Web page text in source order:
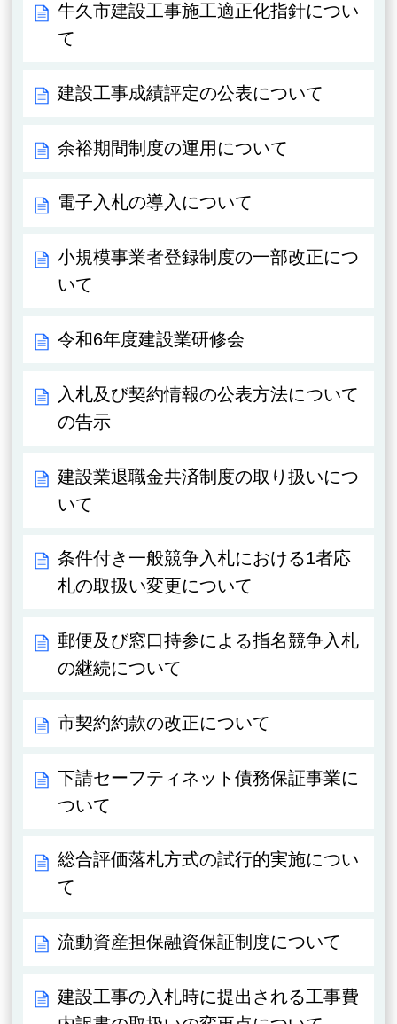
牛久市建設工事施工適正化指針につい
て
建設工事成績評定の公表について
余裕期間制度の運用について
電子入札の導入について
小規模事業者登録制度の一部改正につ
いて
令和6年度建設業研修会
入札及び契約情報の公表方法について
の告示
建設業退職金共済制度の取り扱いにつ
いて
条件付き一般競争入札における1者応
札の取扱い変更について
郵便及び窓口持参による指名競争入札
の継続について
市契約約款の改正について
下請セーフティネット債務保証事業に
ついて
総合評価落札方式の試行的実施につい
て
流動資産担保融資保証制度について
建設工事の入札時に提出される工事費